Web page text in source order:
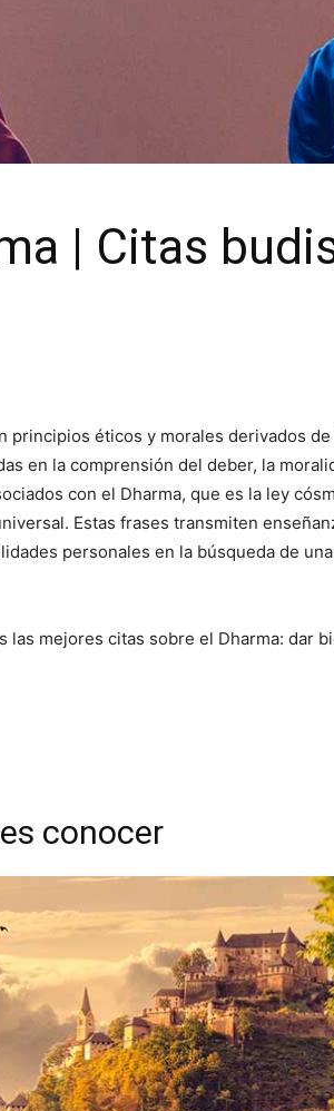
| Citas
principios éticos y morales derivados de
en la comprensión del deber, la
con el Dharma, que es la ley
Estas frases transmiten
personales en la búsqueda de
las mejores citas sobre el Dharma: dar
conocer